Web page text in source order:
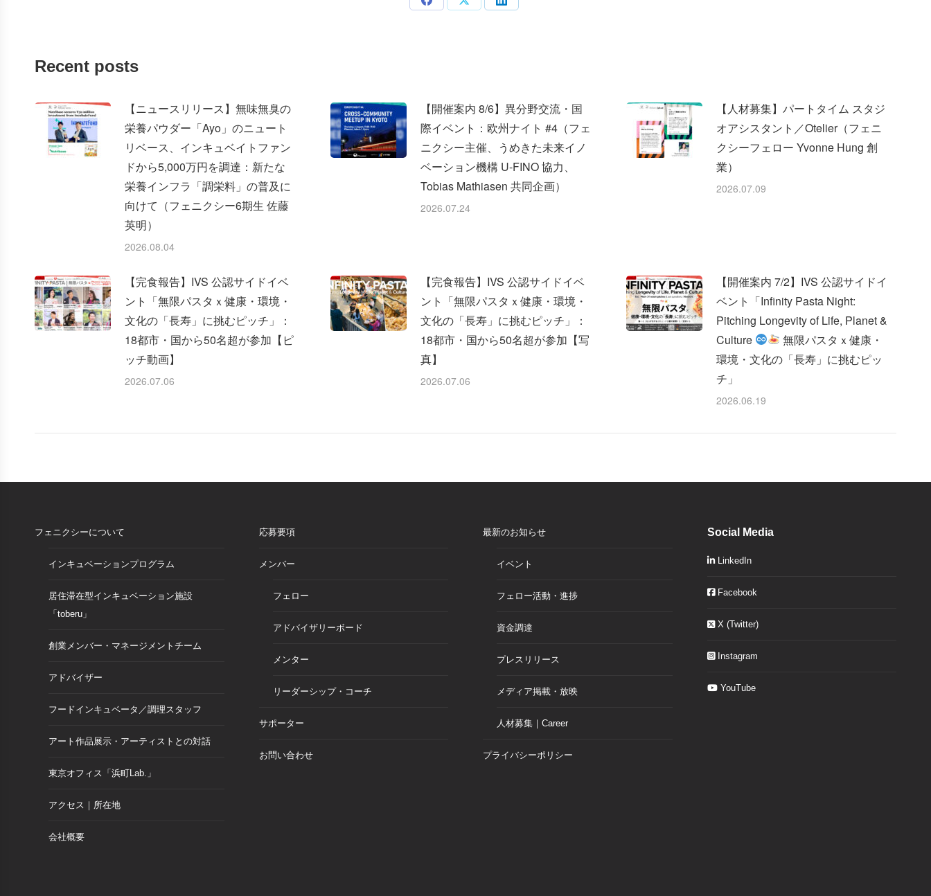
Share Share Share
Recent posts
【ニュースリリース】無味無臭の
栄養パウダー「Ayo」のニュート
リベース、インキュベイトファン
ドから5,000万円を調達：新たな
栄養インフラ「調栄料」の普及に
向けて（フェニクシー6期生 佐藤
英明）
2026.08.04
【開催案内 8/6】異分野交流・国
際イベント：欧州ナイト #4（フェ
ニクシー主催、うめきた未来イノ
ベーション機構 U-FINO 協力、
Tobias Mathiasen 共同企画）
2026.07.24
【人材募集】パートタイム スタジ
オアシスタント／Otelier（フェニ
クシーフェロー Yvonne Hung 創
業）
2026.07.09
【完食報告】IVS 公認サイドイベ
ント「無限パスタｘ健康・環境・
文化の「長寿」に挑むピッチ」：
18都市・国から50名超が参加【ピ
ッチ動画】
2026.07.06
【完食報告】IVS 公認サイドイベ
ント「無限パスタｘ健康・環境・
文化の「長寿」に挑むピッチ」：
18都市・国から50名超が参加【写
真】
2026.07.06
【開催案内 7/2】IVS 公認サイドイ
ベント「Infinity Pasta Night:
Pitching Longevity of Life, Planet &
Culture
無限パスタｘ健康・
環境・文化の「長寿」に挑むピッ
チ」
2026.06.19
フェニクシーについて
インキュベーションプログラム
居住滞在型インキュベーション施設
「toberu」
創業メンバー・マネージメントチーム
アドバイザー
フードインキュベータ／調理スタッフ
アート作品展示・アーティストとの対話
東京オフィス「浜町Lab.」
アクセス｜所在地
会社概要
応募要項
メンバー
フェロー
アドバイザリーボード
メンター
リーダーシップ・コーチ
サポーター
お問い合わせ
最新のお知らせ
イベント
フェロー活動・進捗
資金調達
プレスリリース
メディア掲載・放映
人材募集｜Career
プライバシーポリシー
Social Media
LinkedIn
Facebook
X (Twitter)
Instagram
YouTube